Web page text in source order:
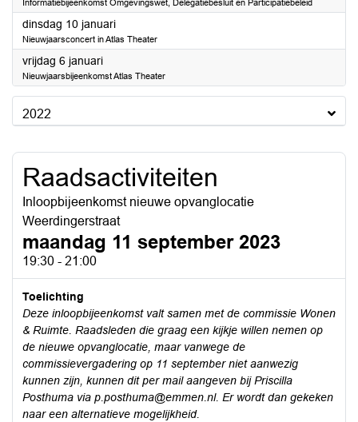
Informatiebijeenkomst Omgevingswet, Delegatiebesluit en Participatiebeleid
dinsdag 10 januari2023
Nieuwjaarsconcert in Atlas Theater
vrijdag 6 januari2023
Nieuwjaarsbijeenkomst Atlas Theater
2022
Raadsactiviteiten
Inloopbijeenkomst nieuwe opvanglocatie
Weerdingerstraat
maandag 11 september 2023
19:30 - 21:00
Toelichting
Deze inloopbijeenkomst valt samen met de commissie Wonen
& Ruimte. Raadsleden die graag een kijkje willen nemen op
de nieuwe opvanglocatie, maar vanwege de
commissievergadering op 11 september niet aanwezig
kunnen zijn, kunnen dit per mail aangeven bij Priscilla
Posthuma via p.posthuma@emmen.nl. Er wordt dan gekeken
naar een alternatieve mogelijkheid.